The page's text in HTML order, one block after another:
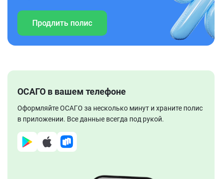
Продлить полис
ОСАГО в вашем телефоне
Оформляйте ОСАГО за несколько минут и храните полис
в приложении. Все данные всегда под рукой.